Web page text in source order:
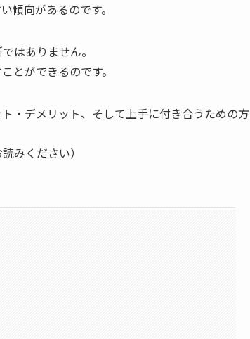
傾向があるのです。
はありません。
とができるのです。
・デメリット、そして上手に付き合うための方
みください）